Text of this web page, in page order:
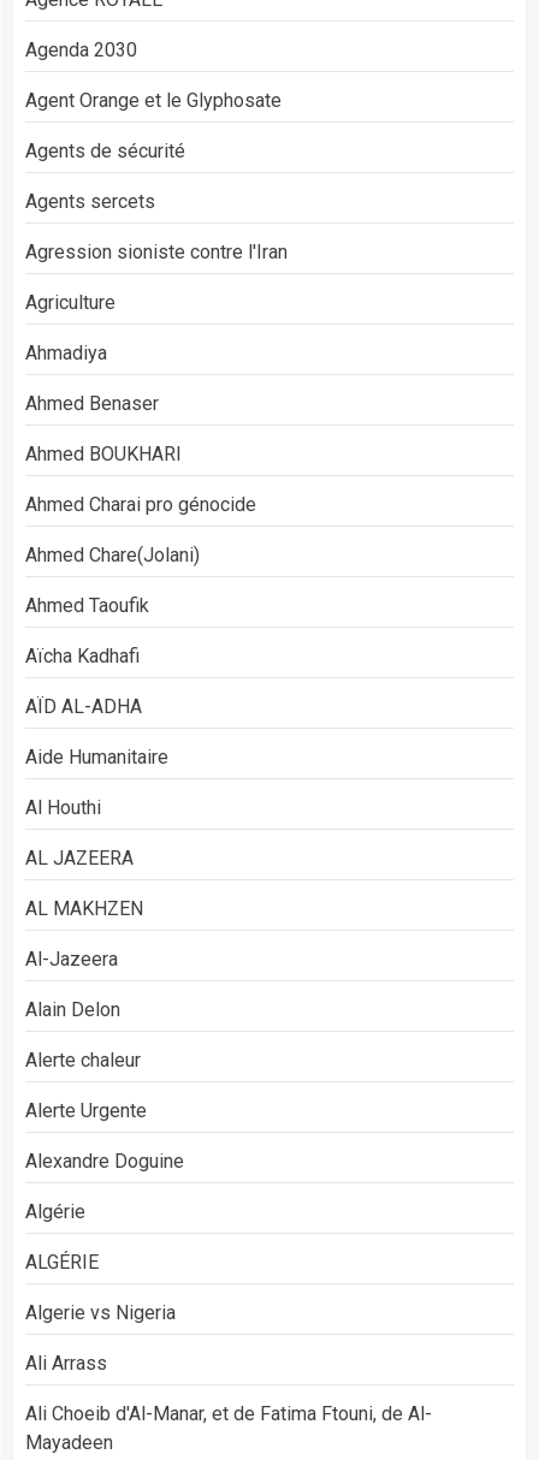
Agenda 2030
Agent Orange et le Glyphosate
Agents de sécurité
Agents sercets
Agression sioniste contre l'Iran
Agriculture
Ahmadiya
Ahmed Benaser
Ahmed BOUKHARI
Ahmed Charai pro génocide
Ahmed Chare(Jolani)
Ahmed Taoufik
Aïcha Kadhafi
AÏD AL-ADHA
Aide Humanitaire
Al Houthi
AL JAZEERA
AL MAKHZEN
Al-Jazeera
Alain Delon
Alerte chaleur
Alerte Urgente
Alexandre Doguine
Algérie
ALGÉRIE
Algerie vs Nigeria
Ali Arrass
Ali Choeib d'Al-Manar, et de Fatima Ftouni, de Al-
Mayadeen